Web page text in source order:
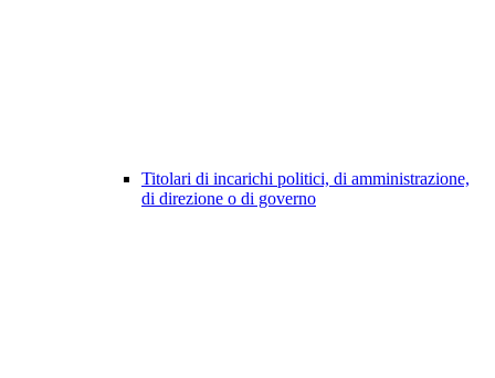
Titolari di incarichi politici, di amministrazione,
di direzione o di governo